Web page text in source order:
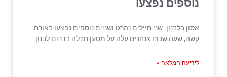
נוספים נפצעו
אסון בלבנון. שני חיילים נהרגו ושניים נוספים נפצעו באורח
קשה, שעה שכוח צנחנים עלה על מטען חבלה בדרום לבנון.
לידיעה המלאה »